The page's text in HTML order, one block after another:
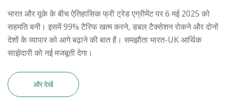
भारत और यूके के बीच ऐतिहासिक फ्री ट्रेड एग्रीमेंट पर 6 मई 2025 को
सहमति बनी। इसमें 99% टैरिफ खत्म करने, डबल टैक्सेशन रोकने और दोनों
देशों के व्यापार को आगे बढ़ाने की बात है। समझौता भारत-UK आर्थिक
साझेदारी को नई मजबूती देगा।
और देखें